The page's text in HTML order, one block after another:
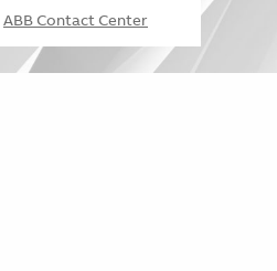
ABB Contact Center